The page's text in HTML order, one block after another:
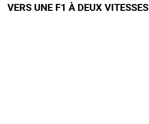
VERS UNE F1 À DEUX VITESSES